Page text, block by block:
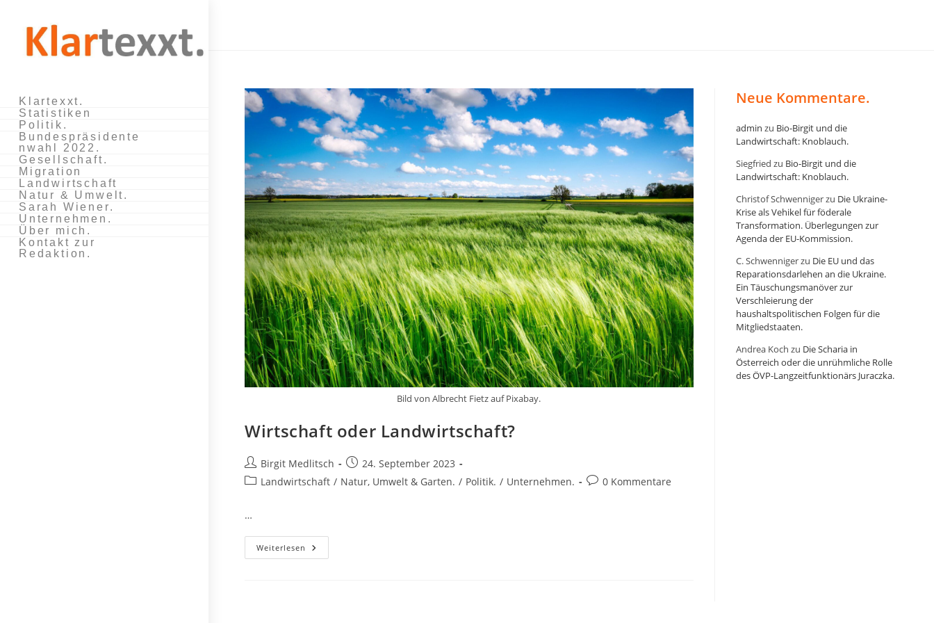
Klartexxt.
Statistiken
Politik.
Bundespräsidente
nwahl 2022.
Gesellschaft.
Migration
Landwirtschaft
Natur & Umwelt.
Sarah Wiener.
Unternehmen.
Über mich.
Kontakt zur
Redaktion.
Bild von Albrecht Fietz auf Pixabay.
Wirtschaft oder Landwirtschaft?
Beitrags-
Autor:
Birgit Medlitsch
Beitrag
veröffentlicht:
24. September 2023
Beitrags-
Landwirtschaft / Natur, Umwelt & Garten. / Politik. / Unternehmen.
Beitrags-
0 Kommentare
…
Weiterlesen Wirtschaft
Oder
Neue Kommentare.
admin zu Bio-Birgit und die
Landwirtschaft: Knoblauch.
Siegfried zu Bio-Birgit und die
Landwirtschaft: Knoblauch.
Christof Schwennigerzu Die Ukraine-
Krise als Vehikel für föderale
Transformation. Überlegungen zur
Agenda der EU-Kommission.
C. Schwennigerzu Die EU und das
Reparationsdarlehen an die Ukraine.
Ein Täuschungsmanöver zur
Verschleierung der
haushaltspolitischen Folgen für die
Mitgliedstaaten.
Andrea Koch zu Die Scharia in
Österreich oder die unrühmliche Rolle
des ÖVP-Langzeitfunktionärs Juraczka.